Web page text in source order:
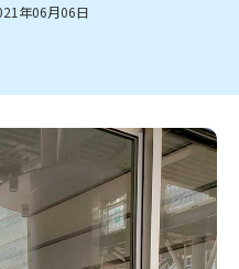
新潟市西区
新潟市北区
新潟市秋葉区
新潟市西蒲区
胎内・粟島
・阿賀
燕・弥彦
イクアウト
季節・期間限定
カツ
デカ盛り・大盛り
海鮮・鮨
そば・うどん
花火大会
入場無料
スポーツ アルビレックス
ホテル 旅館
水族館
場
リユース・買取
ラブラ万代・ラブラ2
丹
ピア万代
人
キャンペーン
記事まとめ
生活サービス
レジャー
家電・携帯電話
EC
求人
長岡・見附 チラシ
注目 チラシ
週末セール
アルセール
年06月06日